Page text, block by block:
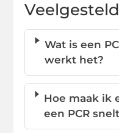
Wat is een
werkt het?
Hoe maak ik
een PCR